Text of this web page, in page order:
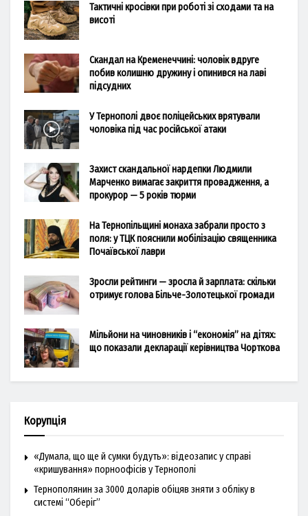
Тактичні кросівки при роботі зі сходами та на
висоті
Скандал на Кременеччині: чоловік вдруге
побив колишню дружину і опинився на лаві
підсудних
У Тернополі двоє поліцейських врятували
чоловіка під час російської атаки
Захист скандальної нардепки Людмили
Марченко вимагає закриття провадження, а
прокурор — 5 років тюрми
На Тернопільщині монаха забрали просто з
поля: у ТЦК пояснили мобілізацію священника
Почаївської лаври
Зросли рейтинги — зросла й зарплата: скільки
отримує голова Більче-Золотецької громади
Мільйони на чиновників і “економія” на дітях:
що показали декларації керівництва Чорткова
Корупція
«Думала, що ще й сумки будуть»: відеозапис у справі
«кришування» порноофісів у Тернополі
Тернополянин за 3000 доларів обіцяв зняти з обліку в
системі “Оберіг”